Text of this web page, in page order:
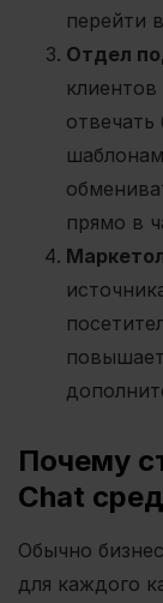
перейти
Отдел
прямо в
Почему
Chat
Обычно
для каждого